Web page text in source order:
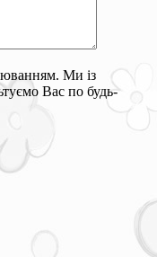
Ми із
Вас по будь-